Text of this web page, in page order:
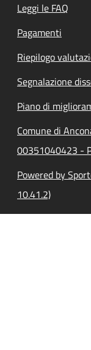
Leggi le FAQ
Pagamenti
Riepilogo
Segnalazione
Piano di
Comune di
00351040423 -
Powered by
10.41.2)